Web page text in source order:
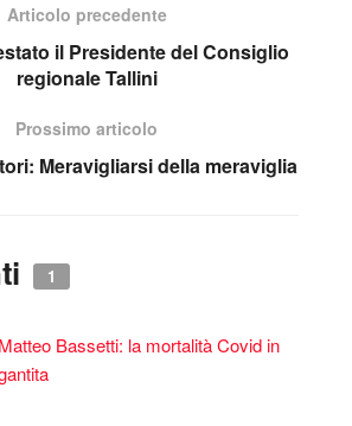
Articolo precedente
il Presidente del Consiglio
regionale Tallini
Prossimo articolo
Meravigliarsi della meraviglia
1
Bassetti: la mortalità Covid in